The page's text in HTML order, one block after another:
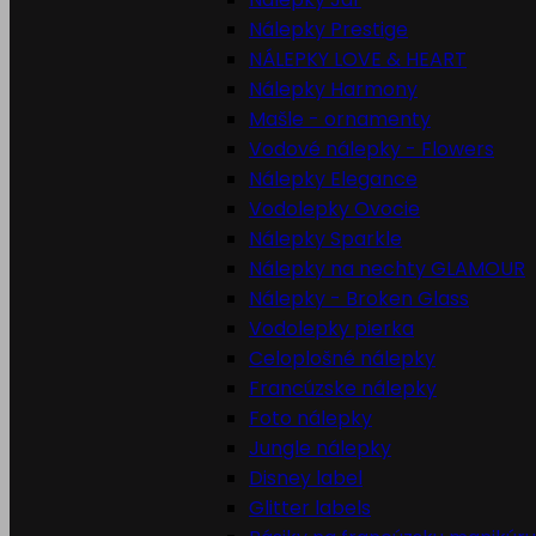
Nálepky Prestige
NÁLEPKY LOVE & HEART
Nálepky Harmony
Mašle - ornamenty
Vodové nálepky - Flowers
Nálepky Elegance
Vodolepky Ovocie
Nálepky Sparkle
Nálepky na nechty GLAMOUR
Nálepky - Broken Glass
Vodolepky pierka
Celoplošné nálepky
Francúzske nálepky
Foto nálepky
Jungle nálepky
Disney label
Glitter labels